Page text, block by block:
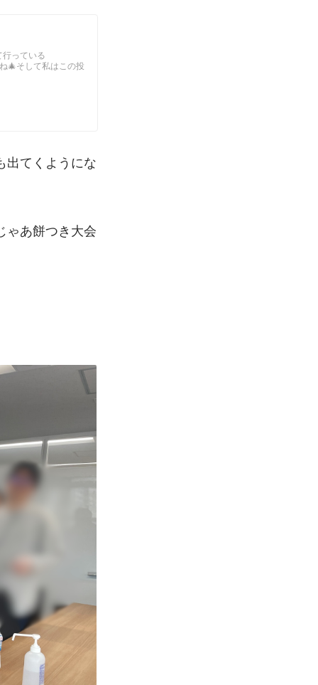
っている
🎄そして私はこの投
出てくようにな
ゃあ餅つき大会